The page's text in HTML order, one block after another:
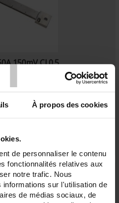
À propos des cookies
de personnaliser le contenu
fonctionnalités relatives aux
notre trafic. Nous
informations sur l'utilisation de
de médias sociaux, de
150mV Cl 0.5
- 40 bis 750 A - 150 mV